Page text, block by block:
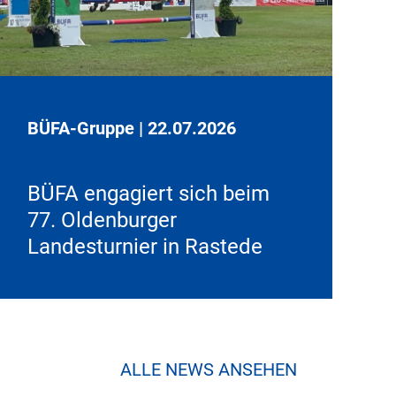
BÜFA-Gruppe| 22.07.2026
BÜFA engagiert sich beim
77. Oldenburger
Landesturnier in Rastede
ALLE NEWS ANSEHEN